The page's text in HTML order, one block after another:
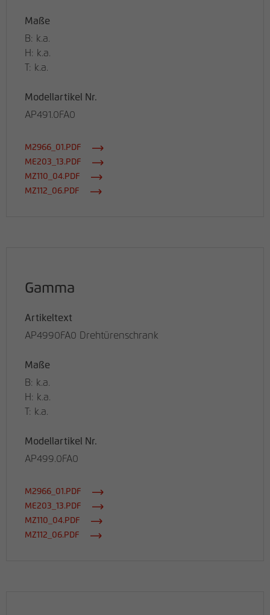
Maße
B: k.a.
H: k.a.
T: k.a.
Modellartikel Nr.
AP491.0FA0
M2966_01.PDF
ME203_13.PDF
MZ110_04.PDF
MZ112_06.PDF
Gamma
Artikeltext
AP4990FA0 Drehtürenschrank
Maße
B: k.a.
H: k.a.
T: k.a.
Modellartikel Nr.
AP499.0FA0
M2966_01.PDF
ME203_13.PDF
MZ110_04.PDF
MZ112_06.PDF